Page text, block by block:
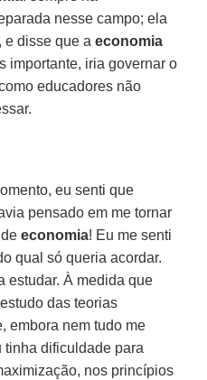
nesse campo; ela
e disse que aeconomia
importante, iria governar o
educadores não
eu senti que
pensado em me tornar
deeconomia! Eu me senti
qual só queria acordar.
estudar. À medida que
das teorias
embora nem tudo me
tinha dificuldade para
nos princípios